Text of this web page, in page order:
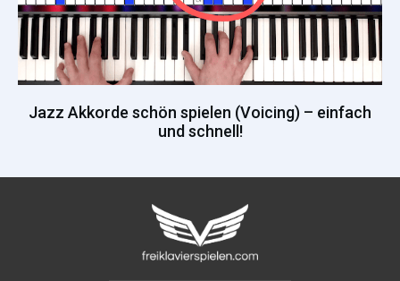
Jazz Akkorde schön spielen (Voicing) – einfach
und schnell!